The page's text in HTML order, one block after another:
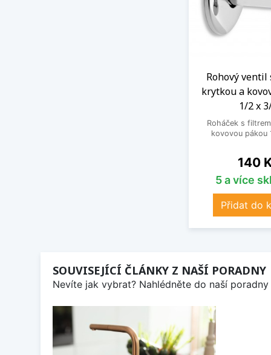
Rohový
krytkou a
1/2 x
Roháček s
kovovou pákou
Cena
140
5 a více
Přidat do
SOUVISEJÍCÍ ČLÁNKY Z NAŠÍ PORADNY
Nevíte jak vybrat? Nahlédněte do naší